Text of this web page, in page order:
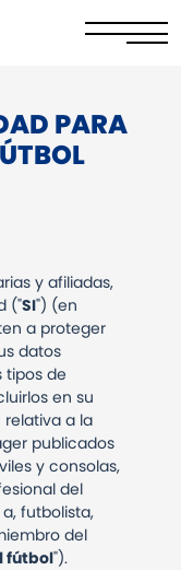
PARA
y afiliadas,
("SI") (en
a proteger
datos
tipos de
en su
relativa a la
publicados
y consolas,
del
futbolista,
del
fútbol").